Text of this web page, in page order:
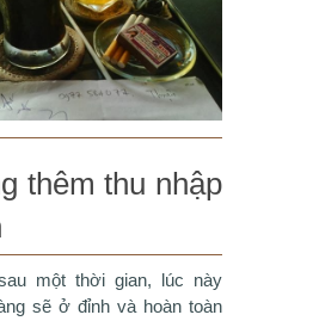
thêm thu nhập
một thời gian, lúc này
sẽ ở đỉnh và hoàn toàn